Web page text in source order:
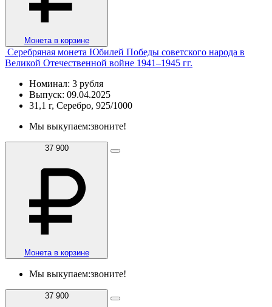
Монета в корзине
Серебряная монета Юбилей Победы советского народа в
Великой Отечественной войне 1941–1945 гг.
Номинал: 3 рубля
Выпуск: 09.04.2025
31,1 г, Серебро, 925/1000
Мы выкупаем:звоните!
37 900
Монета в корзине
Мы выкупаем:звоните!
37 900